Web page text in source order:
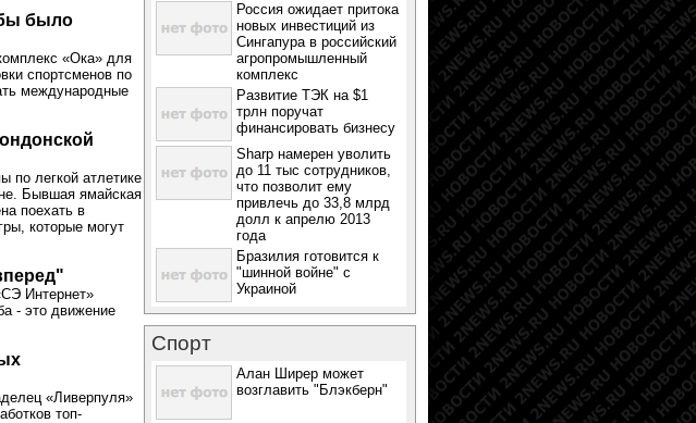
было
«Ока» для
спортсменов по
международные
по легкой атлетике
Бывшая ямайская
поехать в
которые могут
Интернет»
- это движение
«Ливерпуля»
топ-
Россия ожидает притока
новых инвестиций из
Сингапура в российский
агропромышленный
комплекс
Развитие ТЭК на $1
трлн поручат
финансировать бизнесу
Sharp намерен уволить
до 11 тыс сотрудников,
что позволит ему
привлечь до 33,8 млрд
долл к апрелю 2013
года
Бразилия готовится к
"шинной войне" с
Украиной
Спорт
Алан Ширер может
возглавить "Блэкберн"